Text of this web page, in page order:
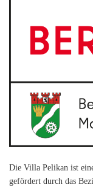
Die Villa Pelikan ist
gefördert durch das